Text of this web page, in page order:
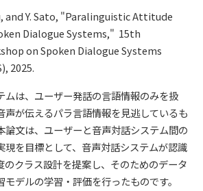
and Y. Sato, "Paralinguistic Attitude
Dialogue Systems," 15th
on Spoken Dialogue Systems
2025.
ムは、ユーザー発話の言語情報のみを扱
声が伝えるパラ言語情報を見逃しているも
論文は、ユーザーと音声対話システム間の
現を目標として、音声対話システムが認識
のクラス設計を提案し、そのためのデータ
デルの学習・評価を行ったものです。